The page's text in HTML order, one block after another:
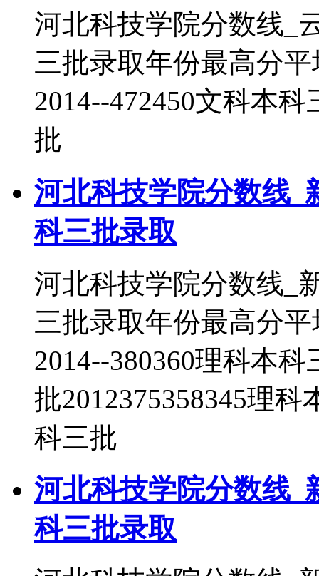
河北科技学院分数线_
三批录取年份最高分
2014--472450文科本
批
河北科技学院分数线_
科三批录取
河北科技学院分数线_
三批录取年份最高分
2014--380360理科本
批2012375358345理科
科三批
河北科技学院分数线_
科三批录取